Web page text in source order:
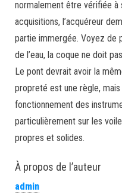
normalement être vérifiée à
acquisitions, l’acquéreur
partie immergée. Voyez de
de l’eau, la coque ne doit
Le pont devrait avoir la
propreté est une règle,
fonctionnement des
particulièrement sur les
propres et solides.
À propos de l’auteur
admin